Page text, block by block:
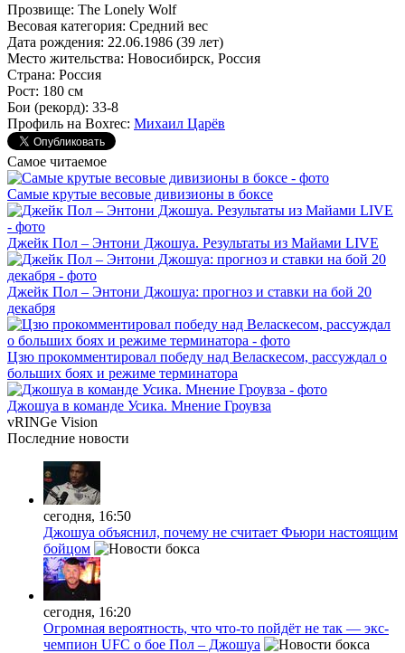
Прозвище: The Lonely Wolf
Весовая категория: Средний вес
Дата рождения: 22.06.1986 (39 лет)
Место жительства: Новосибирск, Россия
Страна: Россия
Рост: 180 см
Бои (рекорд): 33-8
Профиль на Boxrec: Михаил Царёв
Самое читаемое
Самые крутые весовые дивизионы в боксе
Джейк Пол – Энтони Джошуа. Результаты из Майами LIVE
Джейк Пол – Энтони Джошуа: прогноз и ставки на бой 20
декабря
Цзю прокомментировал победу над Веласкесом, рассуждал о
больших боях и режиме терминатора
Джошуа в команде Усика. Мнение Гроувза
vRINGe Vision
Последние новости
сегодня, 16:50
Джошуа объяснил, почему не считает Фьюри настоящим
бойцом
сегодня, 16:20
Огромная вероятность, что что-то пойдёт не так — экс-
чемпион UFC о бое Пол – Джошуа